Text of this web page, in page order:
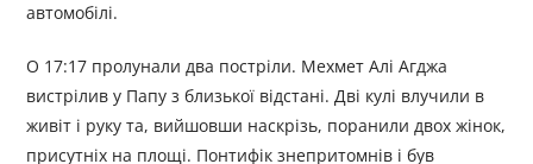
автомобілі.
О 17:17 пролунали два постріли. Мехмет Алі Агджа
вистрілив у Папу з близької відстані. Дві кулі влучили в
живіт і руку та, вийшовши наскрізь, поранили двох жінок,
присутніх на площі. Понтифік знепритомнів і був